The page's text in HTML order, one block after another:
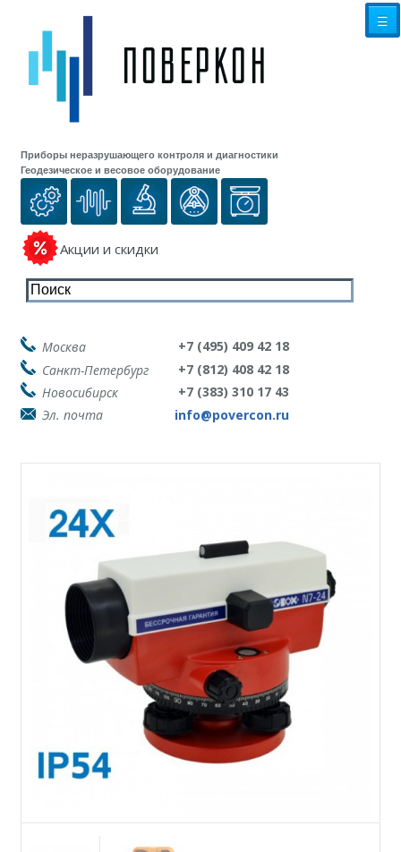
Приборы неразрушающего контроля и диагностики
Геодезическое и весовое оборудование
Акции и скидки
☰
Москва
+7 (495) 409 42 18
Санкт-Петербург
+7 (812) 408 42 18
Новосибирск
+7 (383) 310 17 43
Эл. почта
info@povercon.ru